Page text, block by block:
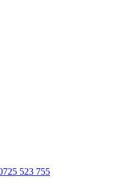
523 755